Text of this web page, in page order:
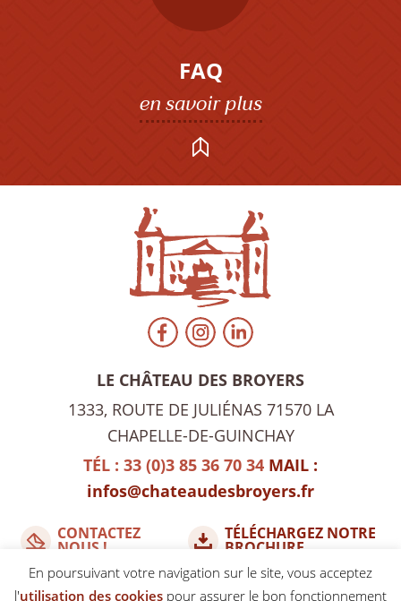
FAQ
en savoir plus
LE CHÂTEAU DES BROYERS
1333, ROUTE DE JULIÉNAS 71570 LA
CHAPELLE-DE-GUINCHAY
TÉL : 33 (0)3 85 36 70 34 MAIL :
infos@chateaudesbroyers.fr
CONTACTEZ
NOUS !
TÉLÉCHARGEZ NOTRE
BROCHURE
En poursuivant votre navigation sur le site, vous acceptez
l'utilisation des cookies pour assurer le bon fonctionnement